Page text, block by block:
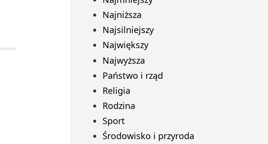
Najniższa
Najsilniejszy
Największy
Najwyższa
Państwo i rząd
Religia
Rodzina
Sport
Środowisko i przyroda